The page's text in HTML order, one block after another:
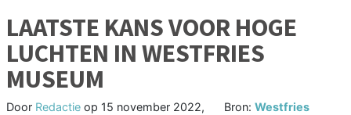
LAATSTE KANS VOOR HOGE
LUCHTEN IN WESTFRIES
MUSEUM
Door Redactie op 15 november 2022,
Bron: Westfries